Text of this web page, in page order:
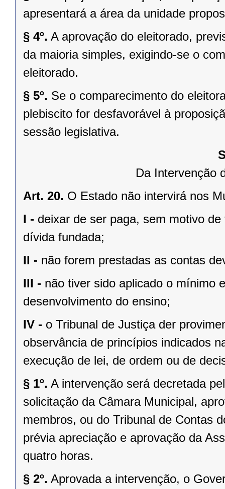
apresentará a área da unidade
§ 4º. A aprovação do eleitorado,
da maioria simples, exigindo-se o
eleitorado.
§ 5º. Se o comparecimento do
plebiscito for desfavorável à
sessão legislativa.
Da Intervenção
Art. 20. O Estado não intervirá nos
I - deixar de ser paga, sem motivo
dívida fundada;
II - não forem prestadas as contas
III - não tiver sido aplicado o mínimo
desenvolvimento do ensino;
IV - o Tribunal de Justiça der
observância de princípios indicados
execução de lei, de ordem ou de
§ 1º. A intervenção será decretada
solicitação da Câmara Municipal,
membros, ou do Tribunal de Contas
prévia apreciação e aprovação da
quatro horas.
§ 2º. Aprovada a intervenção, o